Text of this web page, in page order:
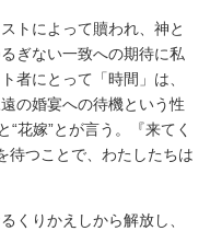
トによって贖われ、神と
ぎない一致への期待に私
者にとって「時間」は、
の婚宴への待機という性
“花嫁”とが言う。『来てく
待つことで、わたしたちは
くりかえしから解放し、